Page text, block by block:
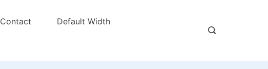
Contact
Default Width